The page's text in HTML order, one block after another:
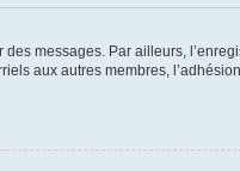
messages. Par ailleurs,
aux autres membres,